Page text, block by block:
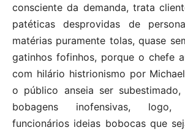
consciente da demanda, trata
patéticas desprovidas de
matérias puramente tolas, quase
gatinhos fofinhos, porque o chefe
com hilário histrionismo por
o público anseia ser subestimado,
bobagens inofensivas,
funcionários ideias bobocas que